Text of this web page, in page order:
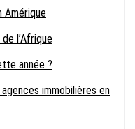
Amérique
l’Afrique
année ?
immobilières en